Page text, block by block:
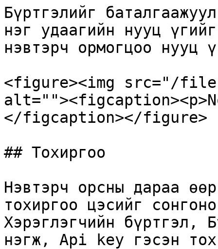
Бүртгэлийг
нэг удаагийн нууц
нэвтэрч ормогцоо нууц
<figure><img src="/files/
</figcaption></figure>
## Тохиргоо
Нэвтэрч орсны дараа
тохиргоо цэсийг
Хэрэглэгчийн бүртгэл,
нэгж, Api key гэсэн